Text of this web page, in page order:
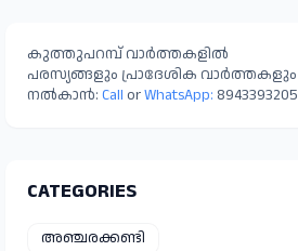
കുത്തുപറമ്പ് വാർത്തകളിൽ
പരസ്യങ്ങളും പ്രാദേശിക വാർത്തകളും
നൽകാൻ: Call orWhatsApp: 8943393205
CATEGORIES
അഞ്ചരക്കണ്ടി